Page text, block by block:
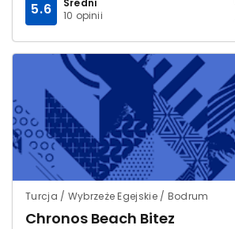
Średni
10 opinii
5.6
Turcja / Wybrzeże Egejskie / Bodrum
Chronos Beach Bitez